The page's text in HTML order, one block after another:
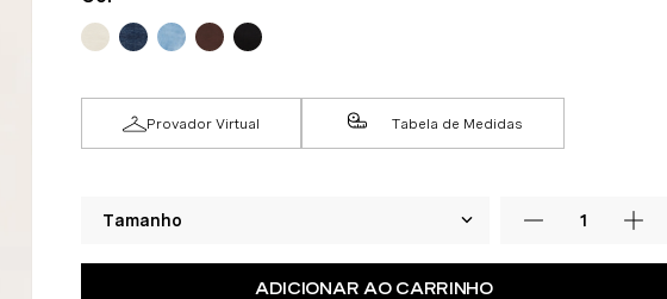
Provador Virtual Tabela de Medidas
ADICIONAR AO CARRINHO